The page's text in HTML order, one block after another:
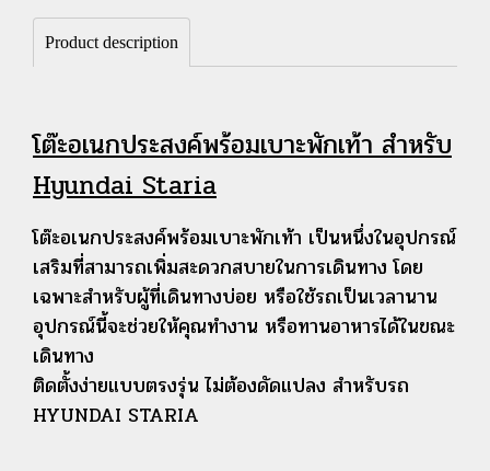
Product description
โต๊ะอเนกประสงค์พร้อมเบาะพักเท้า สำหรับ
Hyundai Staria
โต๊ะอเนกประสงค์พร้อมเบาะพักเท้า เป็นหนึ่งในอุปกรณ์
เสริมที่สามารถเพิ่มสะดวกสบายในการเดินทาง โดย
เฉพาะสำหรับผู้ที่เดินทางบ่อย หรือใช้รถเป็นเวลานาน
อุปกรณ์นี้จะช่วยให้คุณทำงาน หรือทานอาหารได้ในขณะ
เดินทาง
ติดตั้งง่ายแบบตรงรุ่น ไม่ต้องดัดแปลง สำหรับรถ
HYUNDAI STARIA